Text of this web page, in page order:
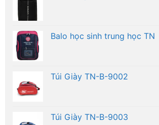
Balo học sinh trung học TN
Túi Giày TN-B-9002
Túi Giày TN-B-9003